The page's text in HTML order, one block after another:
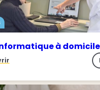
à domicile